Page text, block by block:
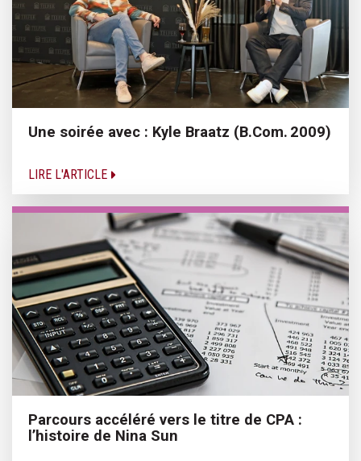
Une soirée avec : Kyle Braatz (B.Com. 2009)
LIRE L'ARTICLE
Parcours accéléré vers le titre de CPA :
l’histoire de Nina Sun